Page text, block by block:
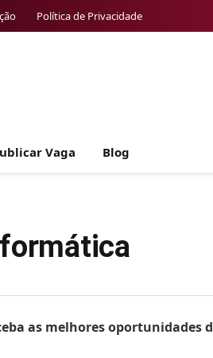
Política de Privacidade
Vaga Blog
as melhores oportunidades